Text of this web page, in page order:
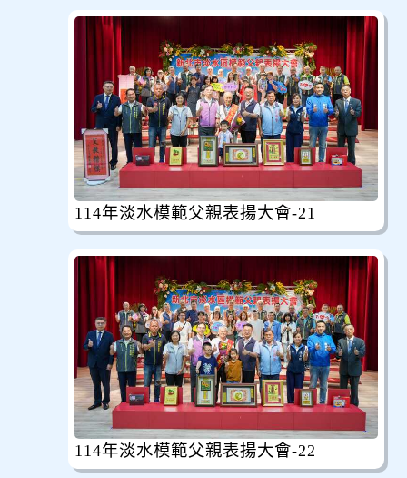
114年淡水模範父親表揚大會-21
114年淡水模範父親表揚大會-22